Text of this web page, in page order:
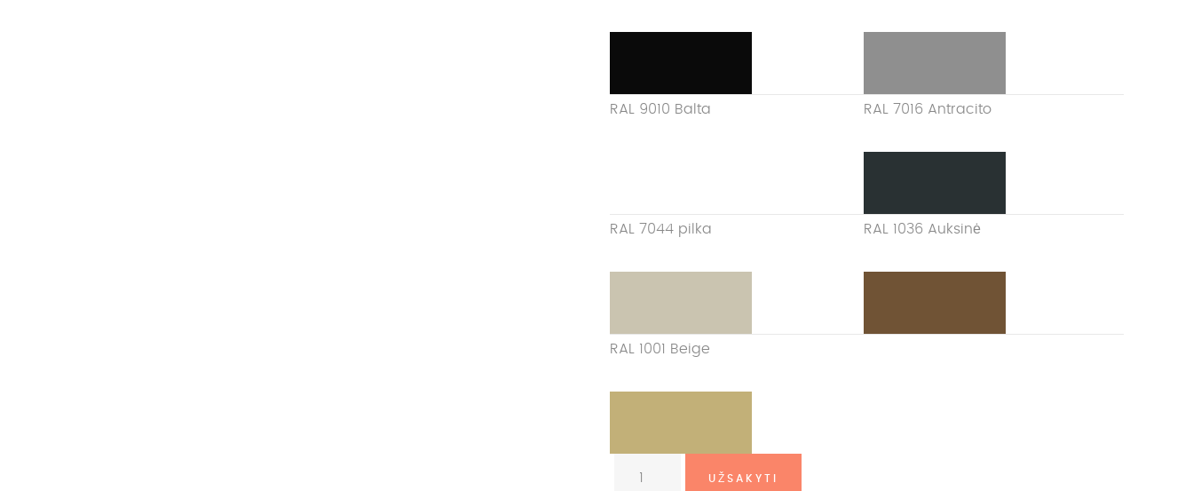
RAL 9010 Balta RAL 7016 Antracito
RAL 7044 pilka RAL 1036 Auksinė
RAL 1001 Beige